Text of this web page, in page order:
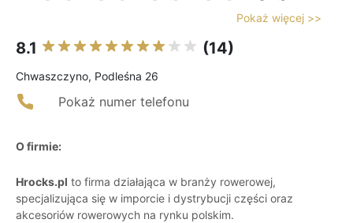
Pokaż więcej >>
8.1 (14)
Chwaszczyno, Podleśna 26
Pokaż numer telefonu
O firmie:
Hrocks.pl to firma działająca w branży rowerowej,
specjalizująca się w imporcie i dystrybucji części oraz
akcesoriów rowerowych na rynku polskim.